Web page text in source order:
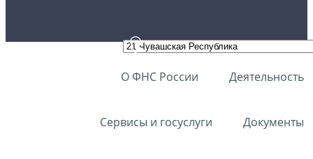
О ФНС России Деятельность
Сервисы и госуслуги Документы